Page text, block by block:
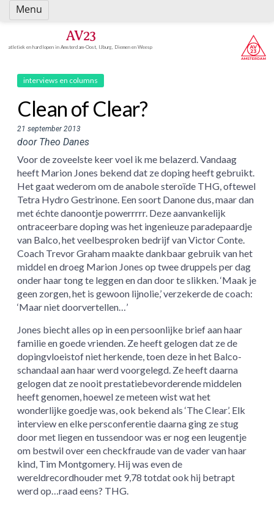
Spring
naar
AV23
atletiek en hardlopen in Amsterdam-Oost, IJburg, Diemen en Weesp
interviews en columns
Clean of Clear?
21 september 2013
door Theo Danes
Voor de zoveelste keer voel ik me belazerd. Vandaag
heeft Marion Jones bekend dat ze doping heeft gebruikt.
Het gaat wederom om de anabole steroïde THG, oftewel
Tetra Hydro Gestrinone. Een soort Danone dus, maar dan
met échte danoontje powerrrrr. Deze aanvankelijk
ontraceerbare doping was het ingenieuze paradepaardje
van Balco, het veelbesproken bedrijf van Victor Conte.
Coach Trevor Graham maakte dankbaar gebruik van het
middel en droeg Marion Jones op twee druppels per dag
onder haar tong te leggen en dan door te slikken. ‘Maak je
geen zorgen, het is gewoon lijnolie,’ verzekerde de coach:
‘Maar niet doorvertellen…’
Jones biecht alles op in een persoonlijke brief aan haar
familie en goede vrienden. Ze heeft gelogen dat ze de
dopingvloeistof niet herkende, toen deze in het Balco-
schandaal aan haar werd voorgelegd. Ze heeft daarna
gelogen dat ze nooit prestatiebevorderende middelen
heeft genomen, hoewel ze meteen wist wat het
wonderlijke goedje was, ook bekend als ‘The Clear’. Elk
interview en elke persconferentie daarna ging ze stug
door met liegen en tussendoor was er nog een leugentje
om bestwil over een checkfraude van de vader van haar
kind, Tim Montgomery. Hij was even de
wereldrecordhouder met 9,78 totdat ook hij betrapt
werd op…raad eens? THG.
Menu